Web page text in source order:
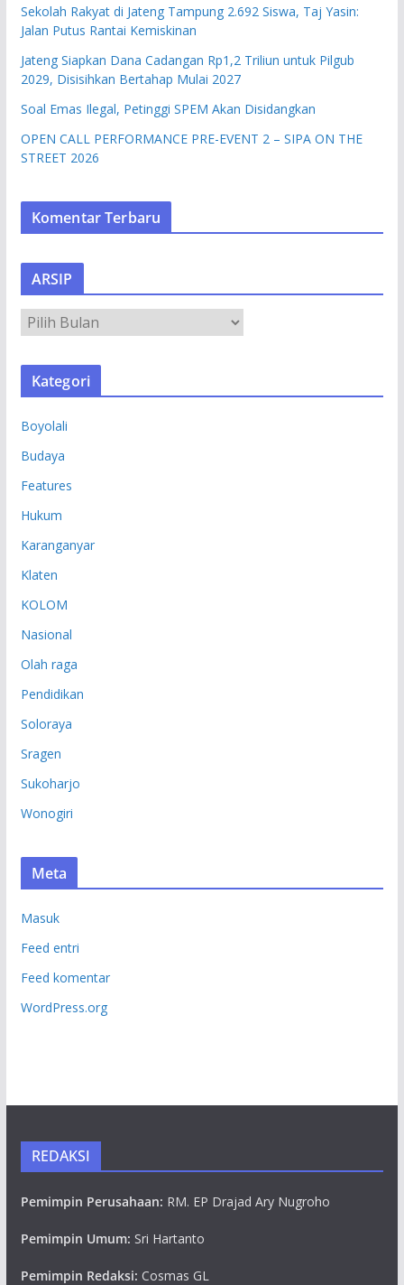
Sekolah Rakyat di Jateng Tampung 2.692 Siswa, Taj Yasin:
Jalan Putus Rantai Kemiskinan
Jateng Siapkan Dana Cadangan Rp1,2 Triliun untuk Pilgub
2029, Disisihkan Bertahap Mulai 2027
Soal Emas Ilegal, Petinggi SPEM Akan Disidangkan
OPEN CALL PERFORMANCE PRE-EVENT 2 – SIPA ON THE
STREET 2026
Komentar Terbaru
ARSIP
R
S
Kategori
Boyolali
Budaya
Features
Hukum
Karanganyar
Klaten
KOLOM
Nasional
Olah raga
Pendidikan
Soloraya
Sragen
Sukoharjo
Wonogiri
Meta
Masuk
Feed entri
Feed komentar
WordPress.org
REDAKSI
Pemimpin Perusahaan: RM. EP Drajad Ary Nugroho
Pemimpin Umum: Sri Hartanto
Pemimpin Redaksi: Cosmas GL